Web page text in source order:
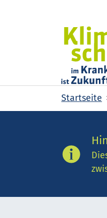
You are
Startseite